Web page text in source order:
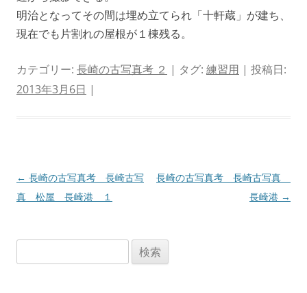
明治となってその間は埋め立てられ「十軒蔵」が建ち、
現在でも片割れの屋根が１棟残る。
カテゴリー: 長崎の古写真考 ２ | タグ: 練習用 | 投稿日:
2013年3月6日 |
投
稿
← 長崎の古写真考 長崎古写
真 松屋 長崎港 １
長崎の古写真考 長崎古写真
長崎港 →
索: